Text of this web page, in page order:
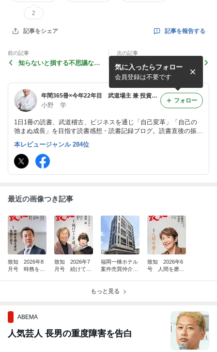
2
記事をシェア 記事を報告する
前の記事
知らないと損する不思議な
次の記事
才能の正体/坪田信貴 21249
年間365冊×今年22年目 武道場主 兼 投資会社・コンサル会社 オーナー社長 兼 グロービス経営大学院准教授による読書日記
小野 学
1日1冊の読書、武道稽古、ビジネスを通じ「自己変革」「自己の
弛まぬ成長」を目指す読書感想・読書記録ブログ。読書直後の振り
返り・アウトプット前提のインプットを心がけつつ、将来の自分自
身の為の検索可能なデータベースとして活用。旧「分譲マンション
屋の読書日記」
気に入ったらフォロー
会員登録は不要です
フォロー
本レビュージャンル 284位
最近の画像つき記事
致知 2026年8
月号 時務を識
致知 2026年7
月号 続けてこ
福岡一棟ホテル
案件売買仲介完
致知 2026年6
号 人間を磨
もっと見る
ABEMA
人気芸人 長男の重度障害を告白